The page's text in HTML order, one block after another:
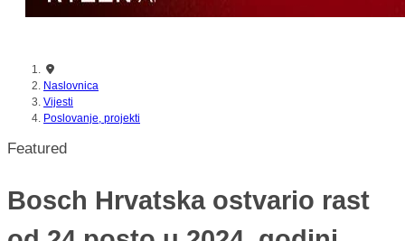
Naslovnica
Vijesti
Poslovanje, projekti
Featured
Bosch Hrvatska ostvario rast